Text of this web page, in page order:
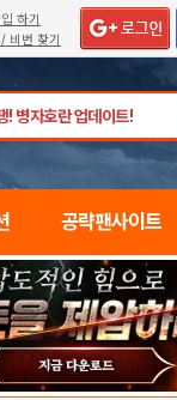
하기
비번 찾기
공략팬사이트